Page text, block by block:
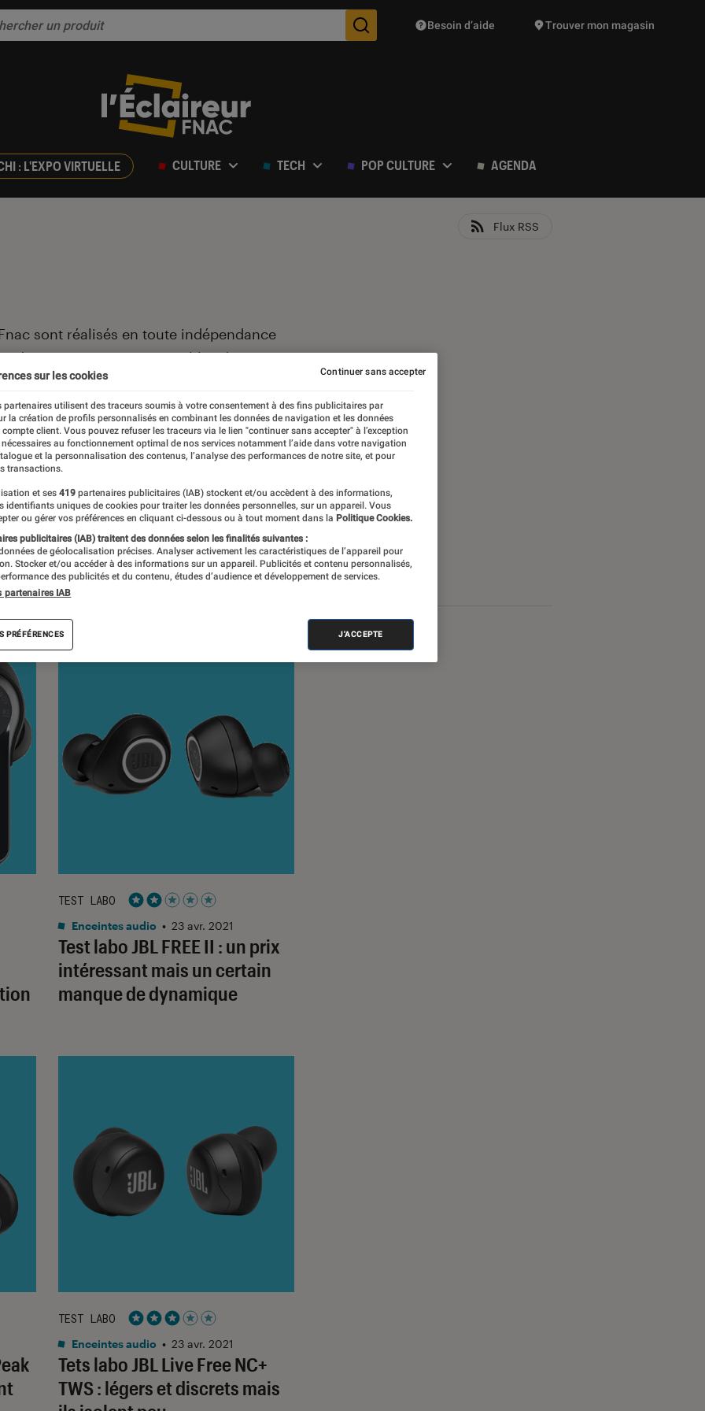
Des suggestions de produits vont vous être proposées
Besoin d’aide Trouver mon magasin
: L'EXPO VIRTUELLE CULTURE TECH POP CULTURE AGENDA
Flux RSS
sont réalisés en toute indépendance
depuis 1972. Les responsables de tests
à leur expertise, et aux équipements de
savoir plus,voir notre charte. Et pour
notrecomparateur.
Test labo JBL FREE II : un prix
intéressant mais un certain
manque de dynamique
TEST LABO
Noté 2 étoiles sur 5
Enceintes audio • 23 avr. 2021
Tets labo JBL Live Free NC+
TWS : légers et discrets mais
TEST LABO
Noté 3 étoiles sur 5
Enceintes audio • 23 avr. 2021
sur les cookies
partenaires utilisent des traceurs soumis à votre consentement à des fins publicitaires par
la création de profils personnalisés en combinant les données de navigation et les données
compte client. Vous pouvez refuser les traceurs via le lien "continuer sans accepter" à l’exception
au fonctionnement optimal de nos services notamment l’aide dans votre navigation
et la personnalisation des contenus, l’analyse des performances de notre site, et pour
transactions.
et ses 419 partenaires publicitaires (IAB) stockent et/ou accèdent à des informations,
identifiants uniques de cookies pour traiter les données personnelles, sur un appareil. Vous
ou gérer vos préférences en cliquant ci-dessous ou à tout moment dans la Politique Cookies.
publicitaires (IAB) traitent des données selon les finalités suivantes :
de géolocalisation précises. Analyser activement les caractéristiques de l’appareil pour
Stocker et/ou accéder à des informations sur un appareil. Publicités et contenu personnalisés,
des publicités et du contenu, études d’audience et développement de services.
partenaires IAB
PRÉFÉRENCES J'ACCEPTE
Continuer sans accepter